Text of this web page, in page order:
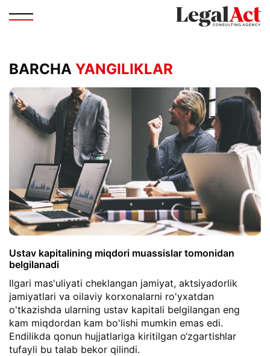
BARCHA YANGILIKLAR
Ustav kapitalining miqdori muassislar tomonidan
belgilanadi
Ilgari mas'uliyati cheklangan jamiyat, aktsiyadorlik
jamiyatlari va oilaviy korxonalarni ro'yxatdan
o'tkazishda ularning ustav kapitali belgilangan eng
kam miqdordan kam bo'lishi mumkin emas edi.
Endilikda qonun hujjatlariga kiritilgan o‘zgartishlar
tufayli bu talab bekor qilindi.